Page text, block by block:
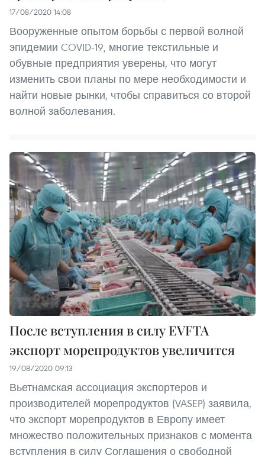
17/08/2020 14:08
Вооруженные опытом борьбы с первой волной
эпидемии COVID-19, многие текстильные и
обувные предприятия уверены, что могут
изменить свои планы по мере необходимости и
найти новые рынки, чтобы справиться со второй
волной заболевания.
После вступления в силу EVFTA
экспорт морепродуктов увеличится
19/08/2020 09:13
Вьетнамская ассоциация экспортеров и
производителей морепродуктов (VASEP) заявила,
что экспорт морепродуктов в Европу имеет
множество положительных признаков с момента
вступления в силу Соглашения о свободной